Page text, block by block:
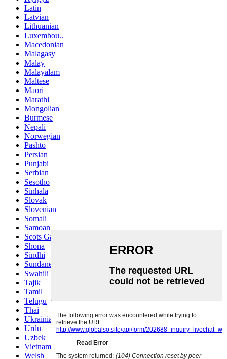
Latin
Latvian
Lithuanian
Luxembou..
Macedonian
Malagasy
Malay
Malayalam
Maltese
Maori
Marathi
Mongolian
Burmese
Nepali
Norwegian
Pashto
Persian
Punjabi
Serbian
Sesotho
Sinhala
Slovak
Slovenian
Somali
Samoan
Scots Gaelic
Shona
Sindhi
Sundanese
Swahili
Tajik
Tamil
Telugu
Thai
Ukrainian
Urdu
Uzbek
Vietnamese
Welsh